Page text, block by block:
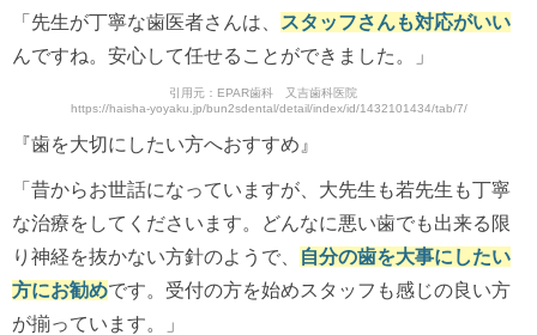
「先生が丁寧な歯医者さんは、
スタッフさんも対応がいい
んですね。安心して任せることができました。」
引用元：EPAR歯科 又吉歯科医院
https://haisha-yoyaku.jp/bun2sdental/detail/index/id/1432101434/tab/7/
『歯を大切にしたい方へおすすめ』
「昔からお世話になっていますが、大先生も若先生も丁寧
な治療をしてくださいます。どんなに悪い歯でも出来る限
り神経を抜かない方針のようで、
自分の歯を大事にしたい
方にお勧めです。受付の方を始めスタッフも感じの良い方
が揃っています。」